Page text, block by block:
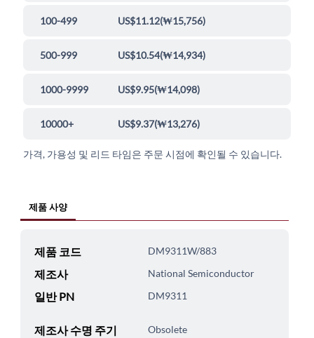
100-499 US$11.12(₩15,756)
500-999 US$10.54(₩14,934)
1000-9999 US$9.95(₩14,098)
10000+ US$9.37(₩13,276)
가격, 가용성 및 리드 타임은 주문 시점에 확인될 수 있습니다.
제품 사양
제품 코드 DM9311W/883
제조사 National Semiconductor
일반 PN DM9311
제조사 수명 주기 Obsolete